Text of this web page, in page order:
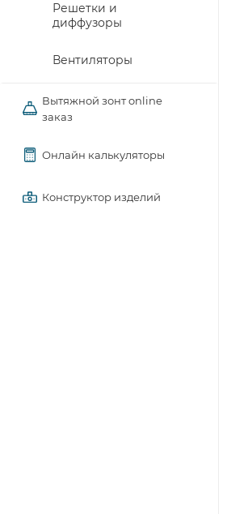
Решетки и
диффузоры
Вентиляторы
Вытяжной зонт online
заказ
Онлайн калькуляторы
Конструктор изделий